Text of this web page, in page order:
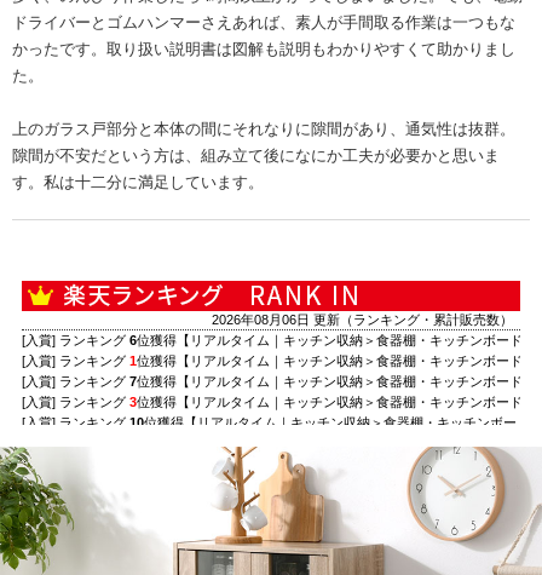
ドライバーとゴムハンマーさえあれば、素人が手間取る作業は一つもな
かったです。取り扱い説明書は図解も説明もわかりやすくて助かりまし
た。
上のガラス戸部分と本体の間にそれなりに隙間があり、通気性は抜群。
隙間が不安だという方は、組み立て後になにか工夫が必要かと思いま
す。私は十二分に満足しています。